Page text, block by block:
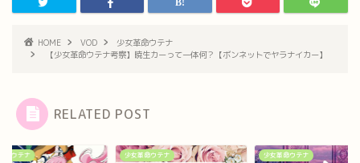
HOME VOD
少女革命ウテナ
【少女革命ウテナ考察】暁生カーって一体何？【ボンネットでヤラナイカー】
RELATED POST
命ウテナ 少女革命ウテナ 少女革命ウテナ